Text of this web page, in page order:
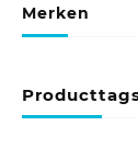
Merken